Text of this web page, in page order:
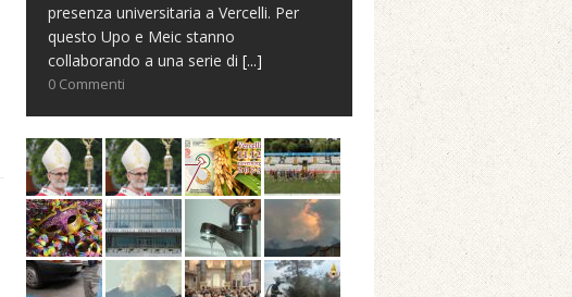
presenza universitaria a Vercelli. Per
questo Upo e Meic stanno
collaborando a una serie di [...]
0 Commenti